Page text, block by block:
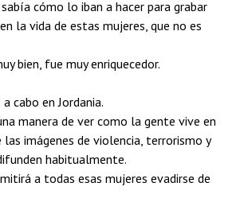
cómo lo iban a hacer para grabar
la vida de estas mujeres, que no es
bien, fue muy enriquecedor.
cabo en Jordania.
manera de ver como la gente vive en
las imágenes de violencia, terrorismo y
habitualmente.
a todas esas mujeres evadirse de